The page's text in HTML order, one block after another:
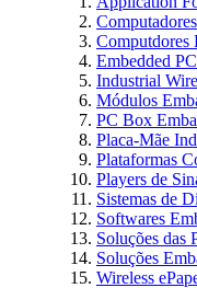
Computdores
Embedded
Industrial
Módulos
PC Box
Placa-Mãe
Plataformas
Players de
Sistemas de
Softwares
Soluções das
Soluções
Wireless